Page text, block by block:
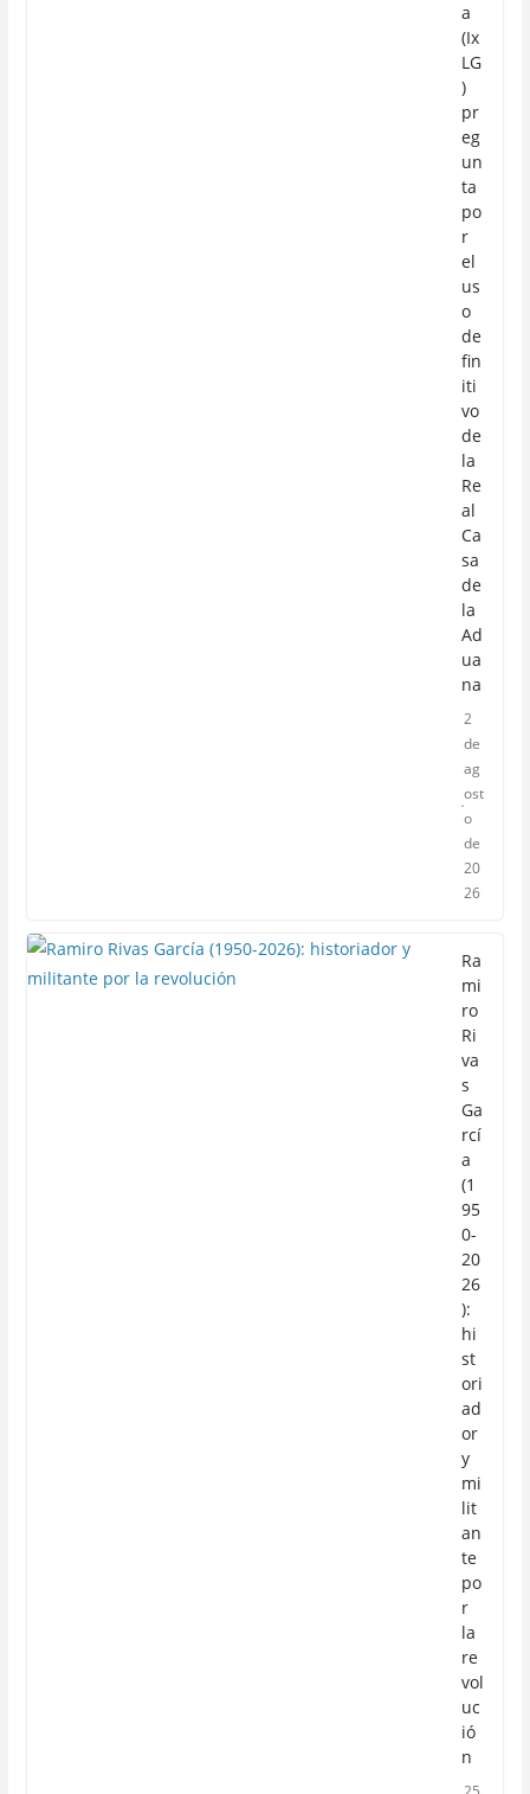
a
(Ix
LG
)
pr
eg
un
ta
po
r
el
us
o
de
fin
iti
vo
de
la
Re
al
Ca
sa
de
la
Ad
ua
na
2
de
ag
ost
o
de
20
26
Ra
mi
ro
Ri
va
s
Ga
rcí
a
(1
95
0-
20
26
):
hi
st
ori
ad
or
y
mi
lit
an
te
po
r
la
re
vol
uc
ió
n